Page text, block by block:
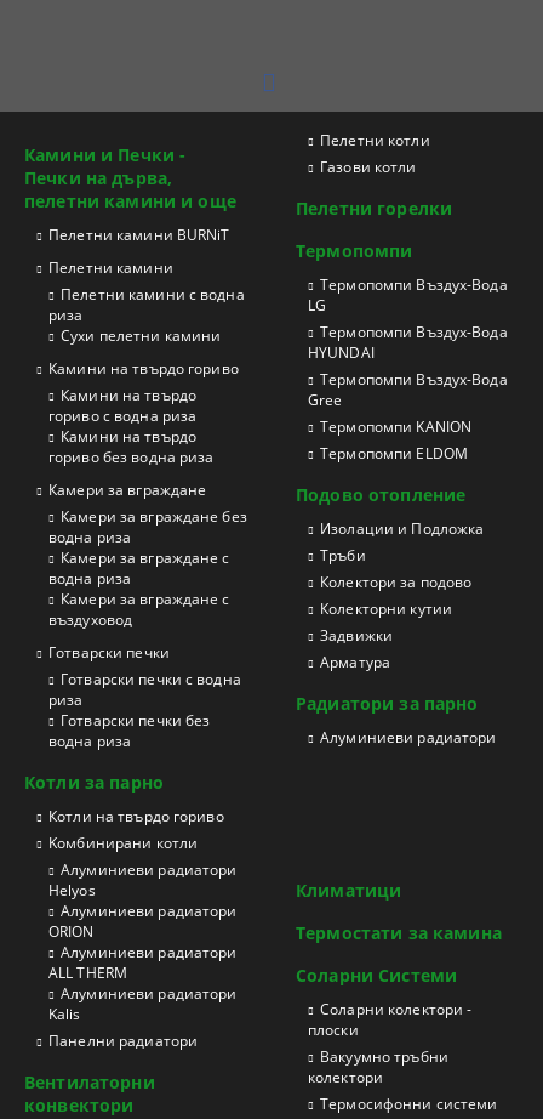
Камини и Печки -
Печки на дърва,
пелетни камини и още
Пелетни камини BURNiT
Пелетни камини
Пелетни камини с водна
риза
Сухи пелетни камини
Камини на твърдо гориво
Камини на твърдо
гориво с водна риза
Камини на твърдо
гориво без водна риза
Камери за вграждане
Камери за вграждане без
водна риза
Камери за вграждане с
водна риза
Камери за вграждане с
въздуховод
Готварски печки
Готварски печки с водна
риза
Готварски печки без
водна риза
Котли за парно
Котли на твърдо гориво
Kомбинирани котли
Пелетни котли
Газови котли
Пелетни горелки
Термопомпи
Tермопомпи Въздух-Вода
LG
Термопомпи Въздух-Вода
HYUNDAI
Термопомпи Въздух-Вода
Gree
Термопомпи KANION
Термопомпи ELDOM
Подово отопление
Изолации и Подложка
Тръби
Колектори за подово
Колекторни кутии
Задвижки
Арматура
Радиатори за парно
Aлуминиеви радиатори
Aлуминиеви радиатори
Helyos
Aлуминиеви радиатори
ORION
Aлуминиеви радиатори
ALL THERM
Aлуминиеви радиатори
Kalis
Панелни радиатори
Вентилаторни
конвектори
Климатици
Термостати за камина
Соларни Системи
Соларни колектори -
плоски
Вакуумно тръбни
колектори
Термосифонни системи